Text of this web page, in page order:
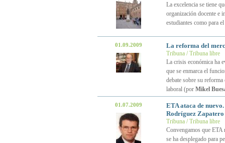
La excelencia se tiene
organización docente e
estudiantes como para
01.09.2009 La reforma del
Tribuna / Tribuna libre
La crisis económica ha
que se enmarca el
debate sobre su
laboral (por Mikel
01.07.2009
ETA ataca de
Rodríguez Zapatero
Tribuna / Tribuna libre
Convengamos que ETA
se ha desplegado para